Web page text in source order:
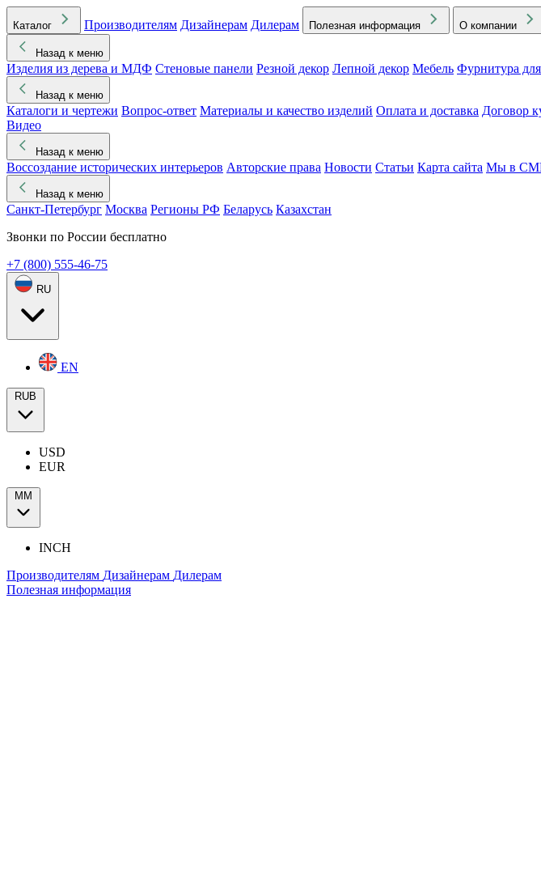
Каталог Производителям Дизайнерам Дилерам Полезная информация О компании
Назад к меню
Изделия из дерева и МДФ Стеновые панели Резной декор Лепной декор Мебель Фурнитура
Назад к меню
Каталоги и чертежи Вопрос-ответ Материалы и качество изделий Оплата и доставка Договор
Видео
Назад к меню
Воссоздание исторических интерьеров Авторские права Новости Статьи Карта сайта Мы в
Назад к меню
Санкт-Петербург Москва Регионы РФ Беларусь Казахстан
Звонки по России бесплатно
+7 (800) 555-46-75
RU
EN
RUB
USD
EUR
ММ
INCH
Производителям Дизайнерам Дилерам
Полезная информация